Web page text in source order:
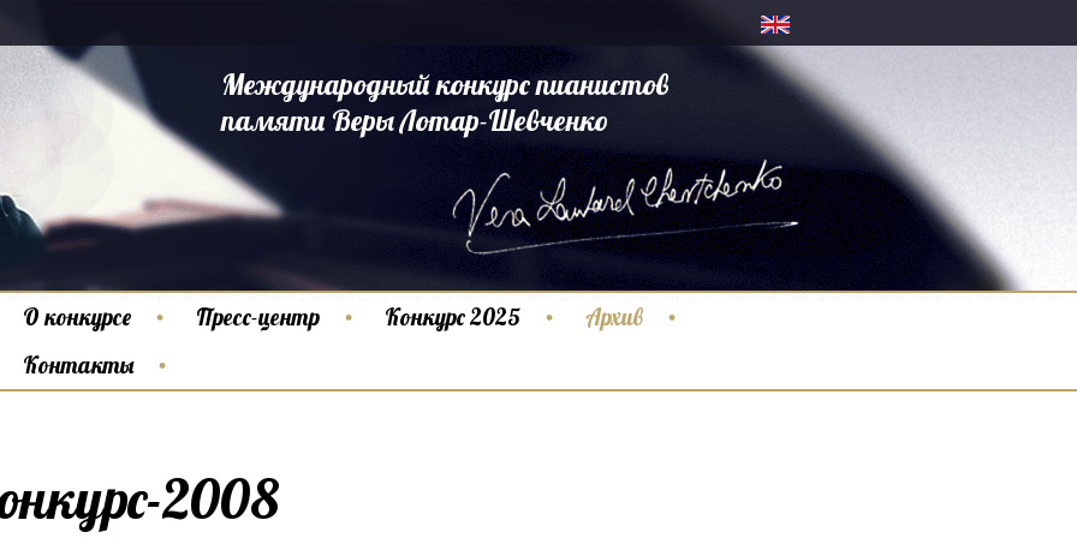
Международный конкурс пианистов
памяти Веры Лотар-Шевченко
О конкурсе Пресс-центр Конкурс 2025
Архив
Контакты
2008